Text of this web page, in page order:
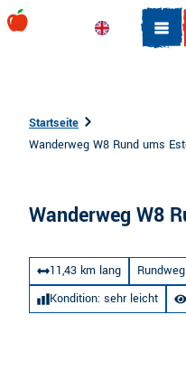
EnglischSuche
Startseite
Wanderweg W8 Rund ums
Wanderweg W8
11,43 km lang Rundweg
Kondition: sehr leicht